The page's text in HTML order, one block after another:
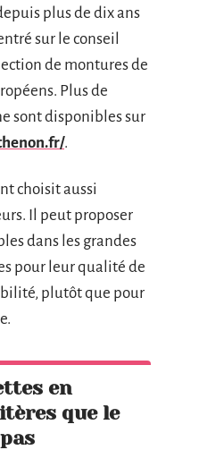
plus de dix ans
sur le conseil
de montures de
Plus de
sont disponibles sur
.
choisit aussi
Il peut proposer
dans les grandes
pour leur qualité de
plutôt que pour
en
que le